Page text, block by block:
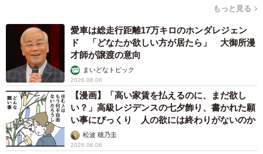
もっと見る
愛車は総走行距離17万キロのホンダレジェン
ド 「どなたか欲しい方が居たら」 大御所漫
才師が譲渡の意向
まいどなトピック
2026.08.06
【漫画】「高い家賃を払えるのに、まだ欲し
い？」高級レジデンスの七夕飾り、書かれた願
い事にびっくり 人の欲には終わりがないのか
松波 穂乃圭
2026.08.06